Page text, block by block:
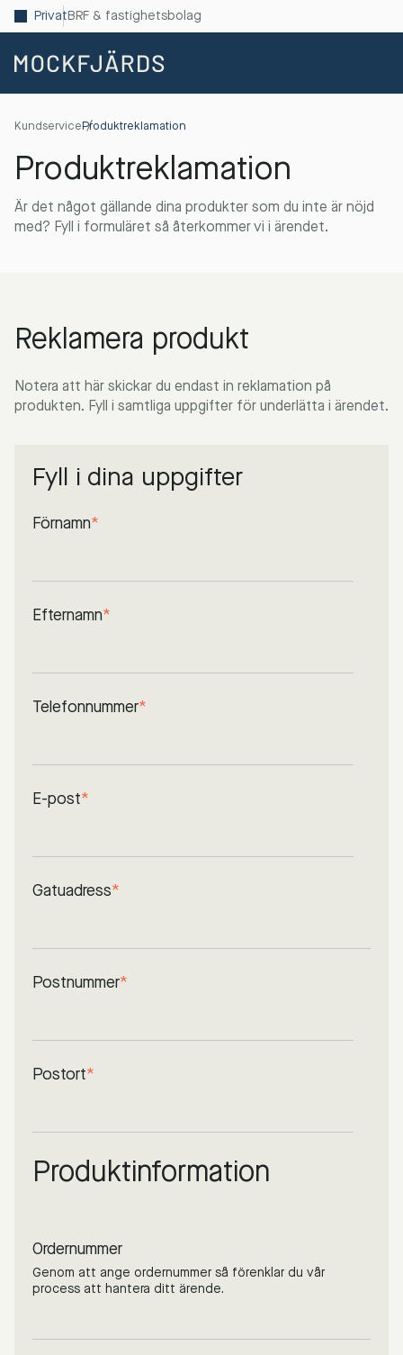
PrivatBRF & fastighetsbolag
KundserviceProduktreklamation
Produktreklamation
Är det något gällande dina produkter som du inte är nöjd
med? Fyll i formuläret så återkommer vi i ärendet.
Reklamera produkt
Notera att här skickar du endast in reklamation på
produkten. Fyll i samtliga uppgifter för underlätta i ärendet.
Fyll i dina uppgifter
Förnamn*
Efternamn*
Telefonnummer*
E-post*
Gatuadress*
Postnummer*
Postort*
Produktinformation
Ordernummer
Genom att ange ordernummer så förenklar du vår
process att hantera ditt ärende.